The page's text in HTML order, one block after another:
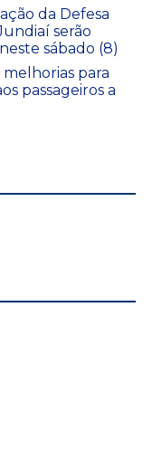
da Defesa
serão
sábado (8)
para
passageiros a